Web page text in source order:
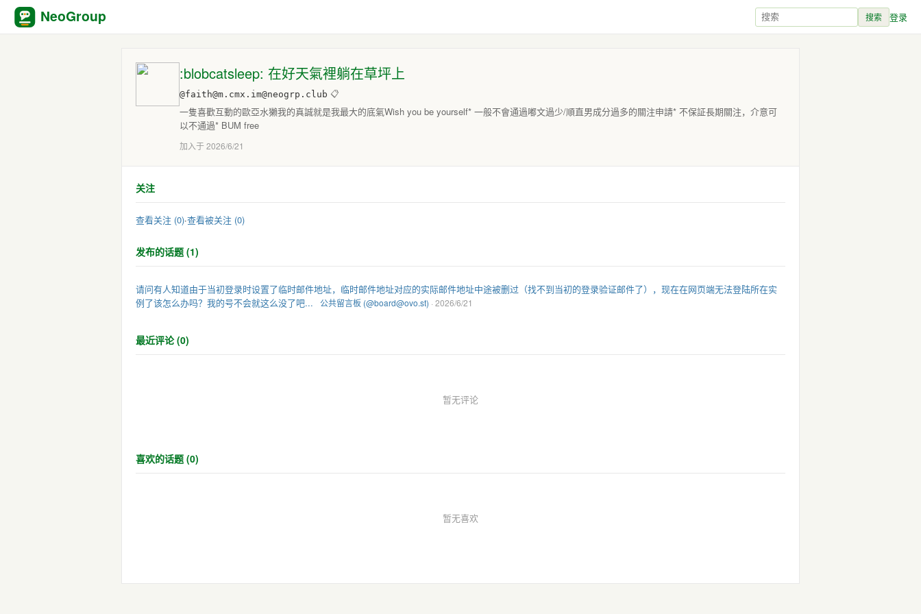
NeoGroup 搜索 登录
:blobcatsleep: 在好天氣裡躺在草坪上
@faith@m.cmx.im@neogrp.club 📋
一隻喜歡互動的歐亞水獺我的真誠就是我最大的底氣Wish you be yourself* 一般不會通過嘟文過少/順直男成分過多的關注申請* 不保証長期關注，介意可
以不通過* BUM free
加入于 2026/6/21
关注
查看关注 (0)·查看被关注 (0)
发布的话题 (1)
请问有人知道由于当初登录时设置了临时邮件地址，临时邮件地址对应的实际邮件地址中途被删过（找不到当初的登录验证邮件了），现在在网页端无法登陆所在实
例了该怎么办吗？我的号不会就这么没了吧...
公共留言板 (@board@ovo.st) · 2026/6/21
最近评论 (0)
暂无评论
喜欢的话题 (0)
暂无喜欢